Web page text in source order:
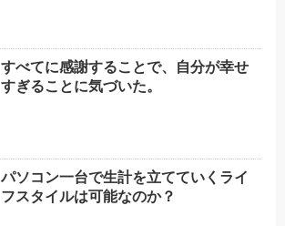
すべてに感謝することで、自分が幸せ
すぎることに気づいた。
パソコン一台で生計を立てていくライ
フスタイルは可能なのか？